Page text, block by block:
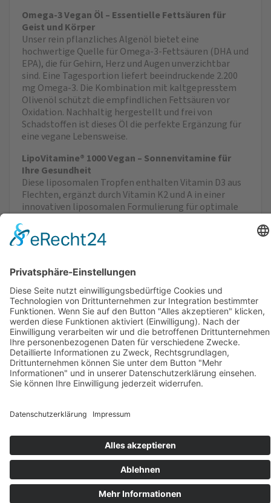
Omega-3 Vegan Öl – Essentielle Fettsäuren für
Geist und Körper
Unser rein pflanzliches Algenöl bietet eine
hochwertige Quelle für Omega-3-Fettsäuren (DHA und
EPA), die für Gehirn, Herz und Augen unverzichtbar
sind. Eine Tagesportion liefert beeindruckende 2.200
mg Omega-3. Die Kombination mit kaltgepresstem
Olivenöl schützt die empfindlichen Fettsäuren vor
Oxidation. Nachhaltig hergestellt und frei von
Schadstoffen ist dieses Öl die perfekte Ergänzung für
eine vegane Lebensweise.
LipoVitamine® 1000 Vegan – Sonnenvitamine für
Ihre Gesundheit
Diese liposomalen Tropfen enthalten Vitamin D3 aus
Flechten, ergänzt durch Vitamin K2 und A in einer
innovativen liposomalen Formulierung für optimale
Immunsystem und Muskelfunktionen und sorgt dank
sublingualer Aufnahme für schnelle und effiziente
Einnahme einfach und angenehm – auch für Kinder.
Ihr Nutzen auf einen Blick:
Ganzheitliche Nährstoffversorgung für
Veganer*innen
Hochwertige, bioverfügbare Inhaltsstoffe
Flexible Dosierung für individuelle Bedürfnisse
Nachhaltig und 100 % vegan
FAQ